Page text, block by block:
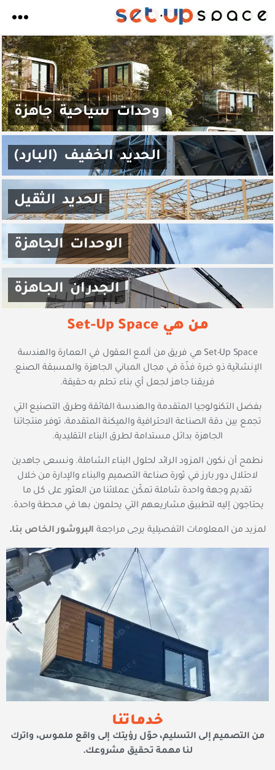
وحدات سياحية جاهزة
الحديد الخفيف (البارد)
الحديد الثقيل
الوحدات الجاهزة
الجدران الجاهزة
من هي Set-Up Space
Set-Up Space هي فريق من ألمع العقول في العمارة والهندسة
الإنشائية ذو خبرة فذّة في مجال المباني الجاهزة والمسبقة الصنع.
فريقنا جاهز لجعل أي بناء تحلم به حقيقة.
بفضل التكنولوجيا المتقدمة والهندسة الفائقة وطرق التصنيع التي
تجمع بين دقة الصناعة الاحترافية والميكنة المتقدمة، توفر منتجاتنا
الجاهزة بدائل مستدامة لطرق البناء التقليدية.
نطمح أن نكون المزود الرائد لحلول البناء الشاملة. ونسعى جاهدين
لاحتلال دور بارز في ثورة صناعة التصميم والبناء والإدارة من خلال
تقديم وجهة واحدة شاملة تمكّن عملائنا من العثور على كل ما
يحتاجون إليه لتطبيق مشاريعهم التي يحلمون بها في محطة واحدة.
لمزيد من المعلومات التفصيلية يرجى مراجعة البروشور الخاص بنا.
خدماتنا
من التصميم إلى التسليم، حوّل رؤيتك إلى واقع ملموس، واترك
لنا مهمة تحقيق مشروعك.